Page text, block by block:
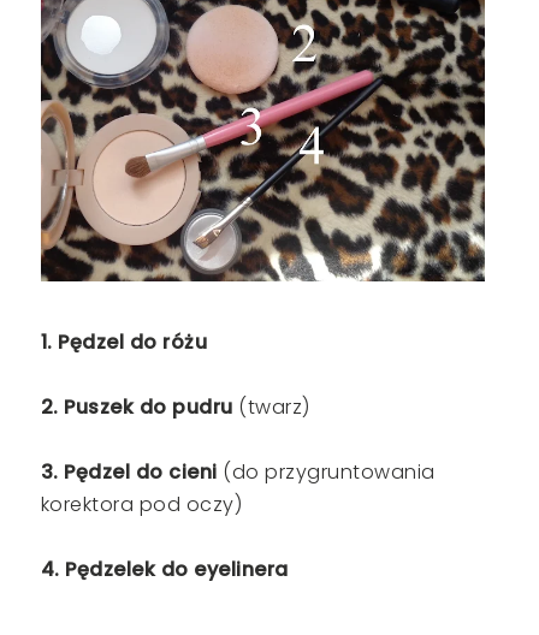
1. Pędzel do różu
2. Puszek do pudru (twarz)
3. Pędzel do cieni (do przygruntowania
korektora pod oczy)
4. Pędzelek do eyelinera